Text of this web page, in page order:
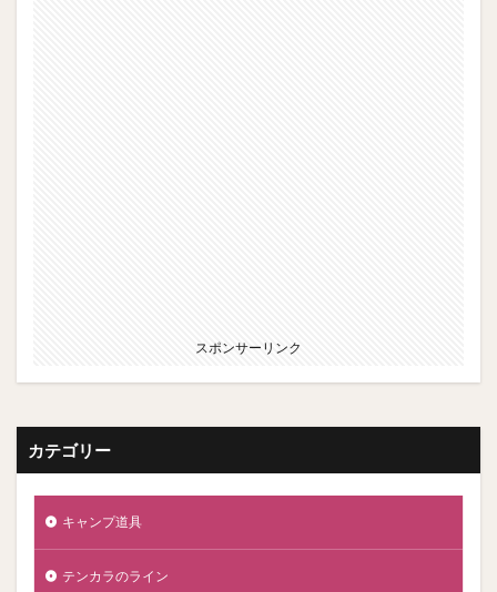
スポンサーリンク
カテゴリー
キャンプ道具
テンカラのライン